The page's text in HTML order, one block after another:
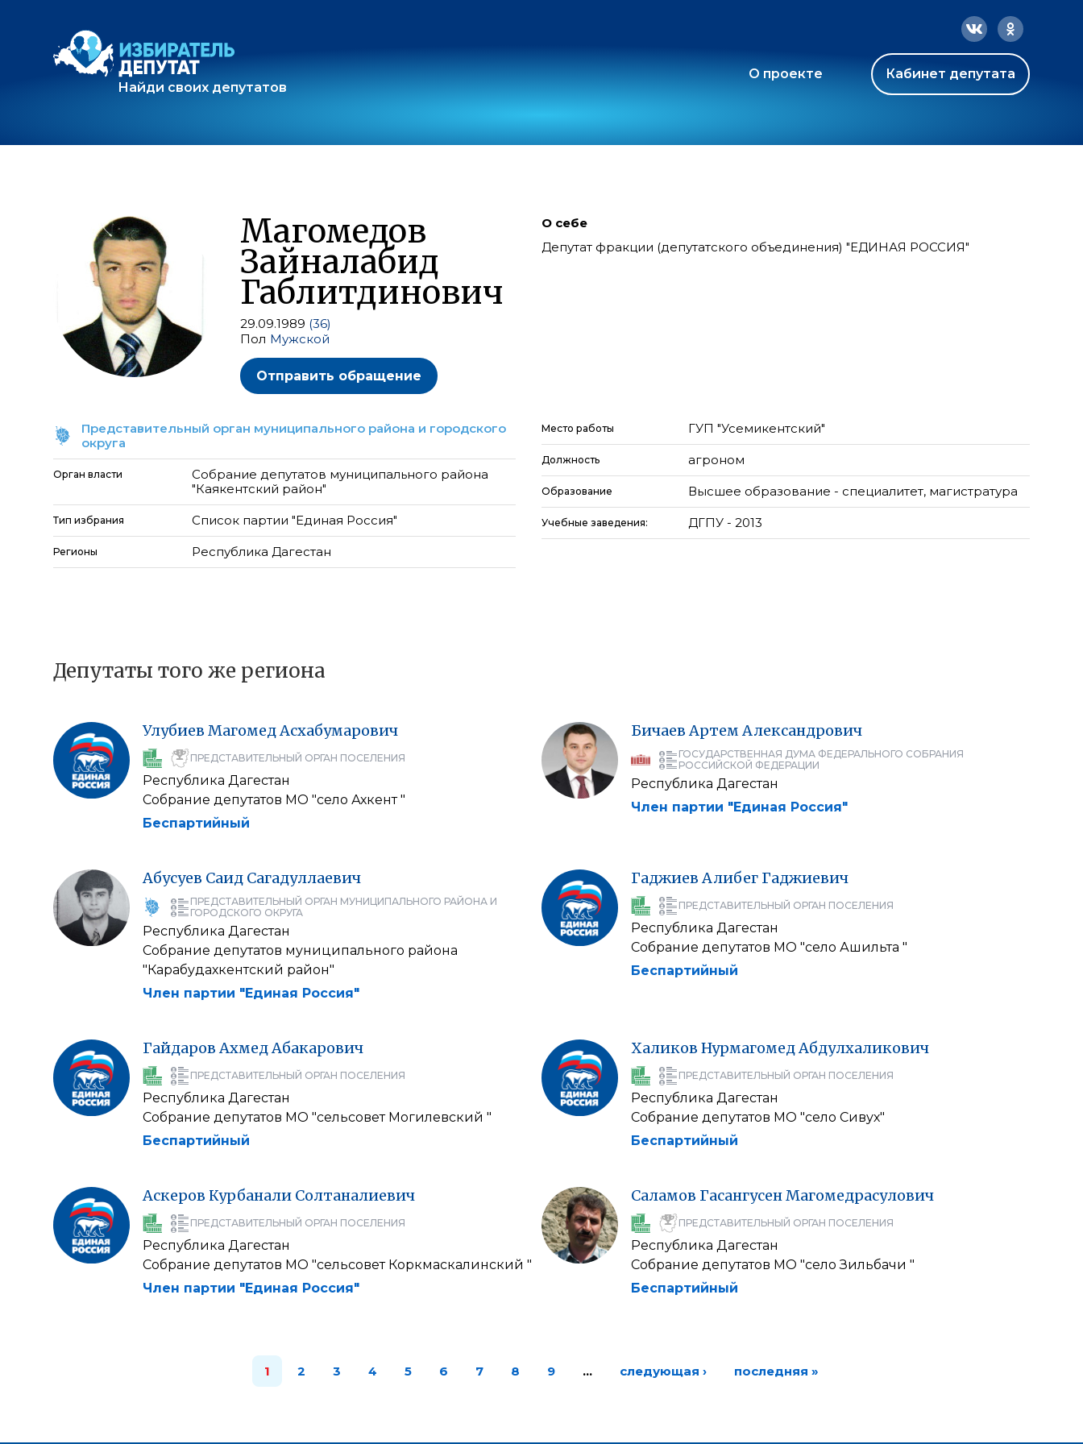
Найди своих депутатов
О проекте Кабинет депутата
Магомедов
Зайналабид
Габлитдинович
29.09.1989 (36)
Пол Мужской
Отправить обращение
О себе
Депутат фракции (депутатского объединения) "ЕДИНАЯ РОССИЯ"
Представительный орган муниципального района и городского
округа
Орган власти
Собрание депутатов муниципального района
"Каякентский район"
Тип избрания Список партии "Единая Россия"
Регионы Республика Дагестан
Место работы ГУП "Усемикентский"
Должность агроном
Образование Высшее образование - специалитет, магистратура
Учебные заведения: ДГПУ - 2013
Депутаты того же региона
Улубиев МагомедАсхабумарович
ПРЕДСТАВИТЕЛЬНЫЙ ОРГАН ПОСЕЛЕНИЯ
Республика Дагестан
Собрание депутатов МО "село Ахкент "
Беспартийный
Бичаев Артем Александрович
ГОСУДАРСТВЕННАЯ ДУМА ФЕДЕРАЛЬНОГО СОБРАНИЯ
РОССИЙСКОЙ ФЕДЕРАЦИИ
Республика Дагестан
Член партии "Единая Россия"
Абусуев Саид Сагадуллаевич
ПРЕДСТАВИТЕЛЬНЫЙ ОРГАН МУНИЦИПАЛЬНОГО РАЙОНА И
ГОРОДСКОГО ОКРУГА
Республика Дагестан
Собрание депутатов муниципального района
"Карабудахкентский район"
Член партии "Единая Россия"
Гаджиев Алибег Гаджиевич
ПРЕДСТАВИТЕЛЬНЫЙ ОРГАН ПОСЕЛЕНИЯ
Республика Дагестан
Собрание депутатов МО "село Ашильта "
Беспартийный
Гайдаров АхмедАбакарович
ПРЕДСТАВИТЕЛЬНЫЙ ОРГАН ПОСЕЛЕНИЯ
Республика Дагестан
Собрание депутатов МО "сельсовет Могилевский "
Беспартийный
Халиков НурмагомедАбдулхаликович
ПРЕДСТАВИТЕЛЬНЫЙ ОРГАН ПОСЕЛЕНИЯ
Республика Дагестан
Собрание депутатов МО "село Сивух"
Беспартийный
Аскеров Курбанали Солтаналиевич
ПРЕДСТАВИТЕЛЬНЫЙ ОРГАН ПОСЕЛЕНИЯ
Республика Дагестан
Собрание депутатов МО "сельсовет Коркмаскалинский "
Член партии "Единая Россия"
Саламов ГасангусенМагомедрасулович
ПРЕДСТАВИТЕЛЬНЫЙ ОРГАН ПОСЕЛЕНИЯ
Республика Дагестан
Собрание депутатов МО "село Зильбачи "
Беспартийный
1 2 3 4 5 6 7 8 9 … следующая › последняя »